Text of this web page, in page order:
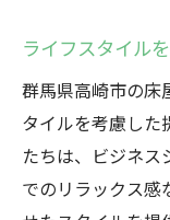
ライフスタイル
群馬県高崎市の床
タイルを考慮した
たちは、ビジネス
でのリラックス感